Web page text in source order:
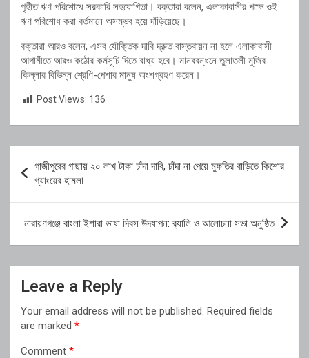
গৃহীত ঋণ পরিশোধে সরকারি সহযোগিতা। বক্তারা বলেন, এলাকাবাসীর পক্ষে ওই
ঋণ পরিশোধ করা বর্তমানে অসম্ভব হয়ে দাঁড়িয়েছে।
বক্তারা আরও বলেন, এসব যৌক্তিক দাবি দ্রুত বাস্তবায়ন না হলে এলাকাবাসী
আগামীতে আরও কঠোর কর্মসূচি দিতে বাধ্য হবে। মানববন্ধনে তুলাতলী মুজিব
কিল্লার বিভিন্ন শ্রেণি-পেশার মানুষ অংশগ্রহণ করেন।
Post Views: 136
navigation
গাজীপুরের গাছায় ২০ লাখ টাকা চাঁদা দাবি, চাঁদা না পেয়ে মুফতির বাড়িতে কিশোর
গ্যাংয়ের হামলা
নারায়ণগঞ্জে বাংলা ইশারা ভাষা দিবস উদযাপন: র‍্যালি ও আলোচনা সভা অনুষ্ঠিত
Leave a Reply
Your email address will not be published. Required fields
are marked *
Comment *